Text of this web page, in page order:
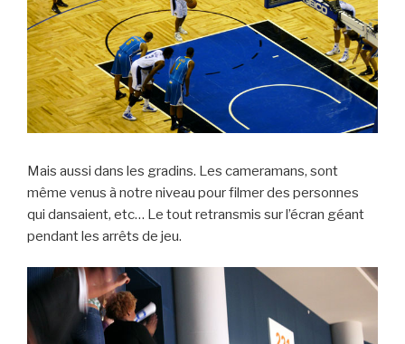
Mais aussi dans les gradins. Les cameramans, sont
même venus à notre niveau pour filmer des personnes
qui dansaient, etc… Le tout retransmis sur l’écran géant
pendant les arrêts de jeu.